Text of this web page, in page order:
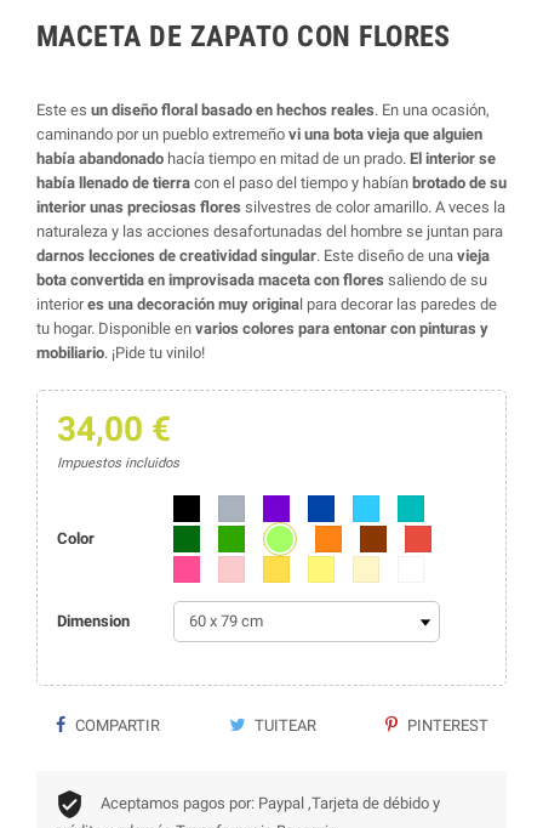
MACETA DE ZAPATO CON FLORES
Este es un diseño floral basado en hechos reales. En una ocasión,
caminando por un pueblo extremeño vi una bota vieja que alguien
había abandonado hacía tiempo en mitad de un prado. El interior se
había llenado de tierra con el paso del tiempo y habían brotado de su
interior unas preciosas flores silvestres de color amarillo. A veces la
naturaleza y las acciones desafortunadas del hombre se juntan para
darnos lecciones de creatividad singular. Este diseño de una vieja
bota convertida en improvisada maceta con flores saliendo de su
interiores una decoración muy original para decorar las paredes de
tu hogar. Disponible en varios colores para entonar con pinturas y
mobiliario. ¡Pide tu vinilo!
34,00 €
Impuestos incluidos
Color
Verde oscuroVerde lima
Dimension
COMPARTIR TUITEAR PINTEREST
Aceptamos pagos por: Paypal ,Tarjeta de débido y